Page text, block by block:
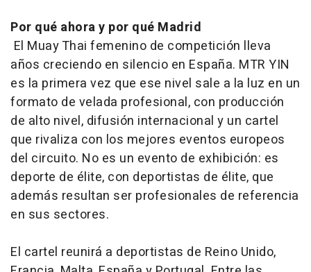
Por qué ahora y por qué Madrid
El Muay Thai femenino de competición lleva
años creciendo en silencio en España. MTR YIN
es la primera vez que ese nivel sale a la luz en un
formato de velada profesional, con producción
de alto nivel, difusión internacional y un cartel
que rivaliza con los mejores eventos europeos
del circuito. No es un evento de exhibición: es
deporte de élite, con deportistas de élite, que
además resultan ser profesionales de referencia
en sus sectores.
El cartel reunirá a deportistas de Reino Unido,